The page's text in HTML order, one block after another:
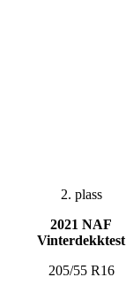
2. plass
2021 NAF
Vinterdekktest
205/55 R16